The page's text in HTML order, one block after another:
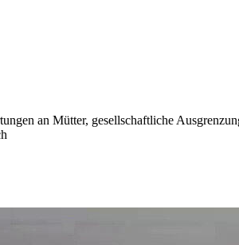
an Mütter, gesellschaftliche